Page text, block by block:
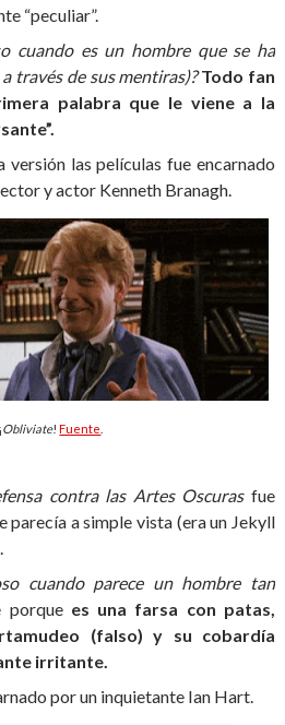
“peculiar”.
cuando es un hombre que se ha
través de sus mentiras)?Todo fan
palabra que le viene a la
versión las películas fue encarnado
y actor Kenneth Branagh.
¡Obliviate!Fuente
contra las Artes Oscurasfue
parecía a simple vista (era un Jekyll
cuando parece un hombre tan
porque es una farsa con patas,
(falso) y su cobardía
irritante.
porun inquietante Ian Hart.